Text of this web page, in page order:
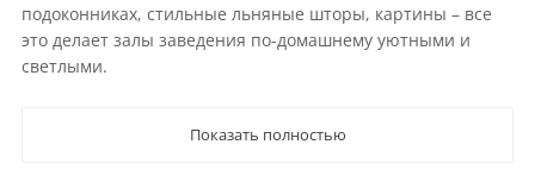
подоконниках, стильные льняные шторы, картины – все
это делает залы заведения по-домашнему уютными и
светлыми.
Показать полностью